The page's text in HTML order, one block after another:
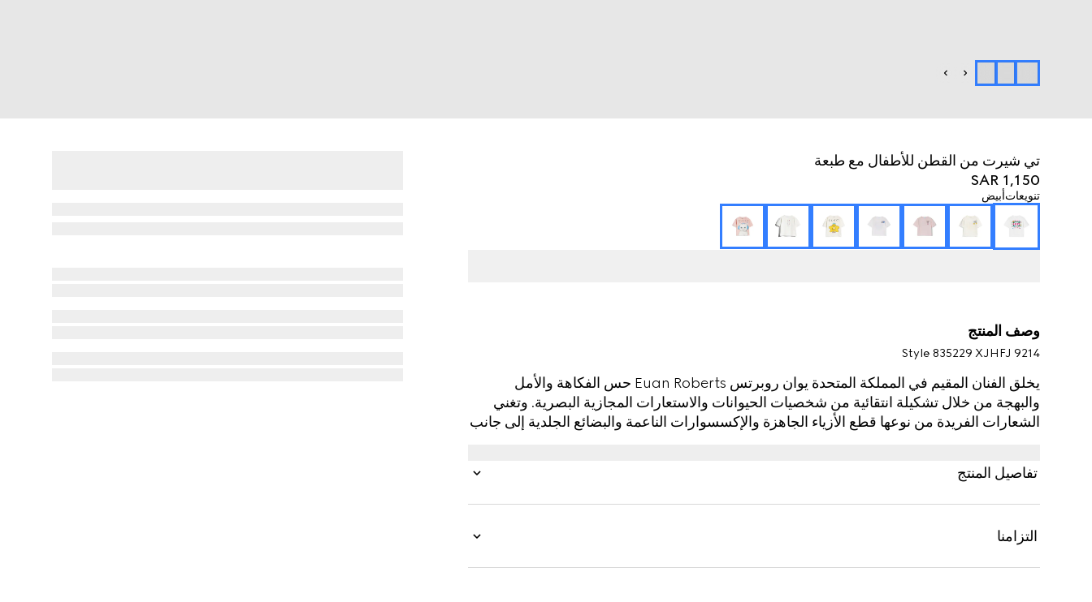
تي شيرت من القطن للأطفال مع طبعة
SAR 1,150
تنويعاتأبيض
وصف المنتج
Style ‎835229 XJHFJ 9214
يخلق الفنان المقيم في المملكة المتحدة يوان روبرتس Euan Roberts حس الفكاهة والأمل
والبهجة من خلال تشكيلة انتقائية من شخصيات الحيوانات والاستعارات المجازية البصرية. وتغني
الشعارات الفريدة من نوعها قطع الأزياء الجاهزة والإكسسوارات الناعمة والبضائع الجلدية إلى جانب
تفاصيل المنتج
التزامنا